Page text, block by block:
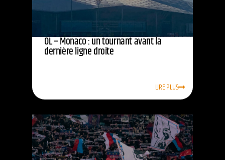
OL – Monaco : un tournant avant la
dernière ligne droite
LIRE PLUS